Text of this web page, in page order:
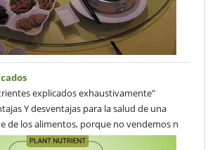
explicados exhaustivamente"
Y desventajas para la salud de una
de los alimentos, porque no vendemos n